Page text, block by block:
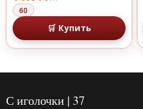
60
🛒 Купить
С иголочки | 37